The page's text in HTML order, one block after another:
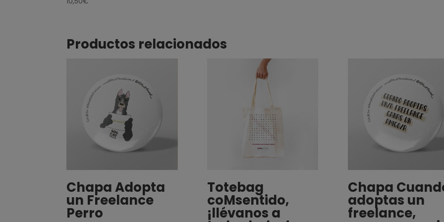
Productos relacionados
Chapa Adopta
un Freelance
Perro
Totebag
coMsentido,
¡llévanos a
Chapa
adoptas un
freelance,